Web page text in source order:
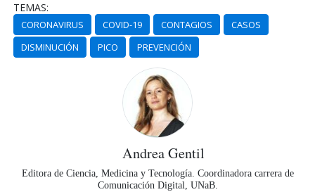
TEMAS:
CORONAVIRUS COVID-19 CONTAGIOS
CASOS
DISMINUCIÓN
PICO PREVENCIÓN
Andrea Gentil
Editora de Ciencia, Medicina y Tecnología. Coordinadora carrera de
Comunicación Digital, UNaB.